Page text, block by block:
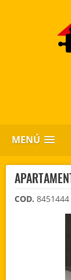
MENÚ
COD. 8451444